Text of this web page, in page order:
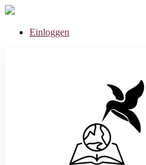
Einloggen